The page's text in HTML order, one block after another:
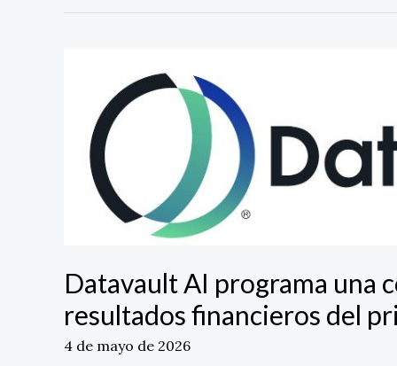
Datavault AI programa una
resultados financieros del
4 de mayo de 2026
programa
conferencia
para
analizar
resultados
del
primer
trimestre
2026